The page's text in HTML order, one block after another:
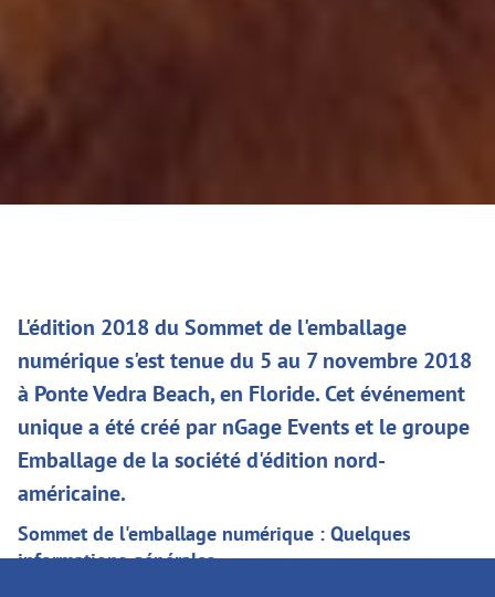
L'édition 2018 du Sommet de l'emballage
numérique s'est tenue du 5 au 7 novembre 2018
à Ponte Vedra Beach, en Floride. Cet événement
unique a été créé par nGage Events et le groupe
Emballage de la société d'édition nord-
américaine.
Sommet de l'emballage numérique : Quelques
informations générales